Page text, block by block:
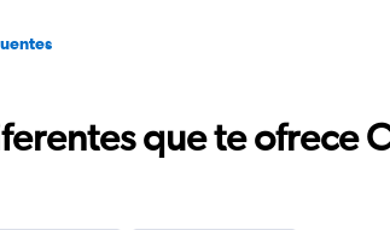
que te ofrece